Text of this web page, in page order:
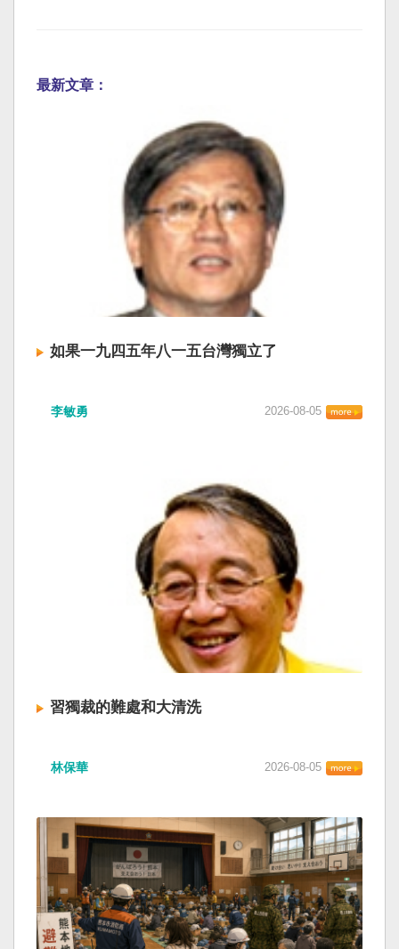
最新文章：
如果一九四五年八一五台灣獨立了
李敏勇 2026-08-05
習獨裁的難處和大清洗
林保華 2026-08-05